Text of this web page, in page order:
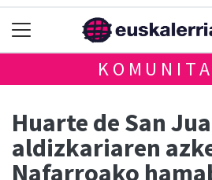
Huarte de San
aldizkariaren
Nafarroako